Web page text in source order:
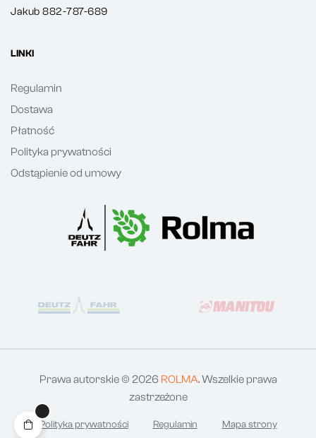
Jakub 882-787-689
LINKI
Regulamin
Dostawa
Płatność
Polityka prywatności
Odstąpienie od umowy
Prawa autorskie © 2026 ROLMA. Wszelkie prawa
zastrzeżone
Polityka prywatności Regulamin Mapa strony